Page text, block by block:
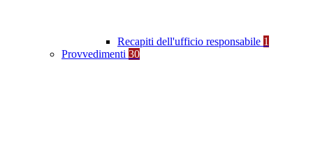
Recapiti dell'ufficio responsabile 1
Provvedimenti 30